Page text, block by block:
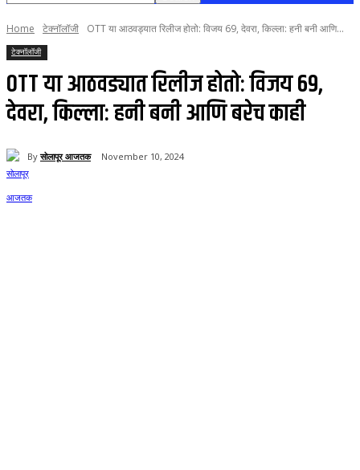
Home टेक्नॉलॉजी OTT या आठवड्यात रिलीज होतो: विजय 69, देवरा, किल्ला: हनी बनी आणि...
टेक्नॉलॉजी
OTT या आठवड्यात रिलीज होतो: विजय 69,
देवरा, किल्ला: हनी बनी आणि बरेच काही
By सोलापूर आजतक November 10, 2024